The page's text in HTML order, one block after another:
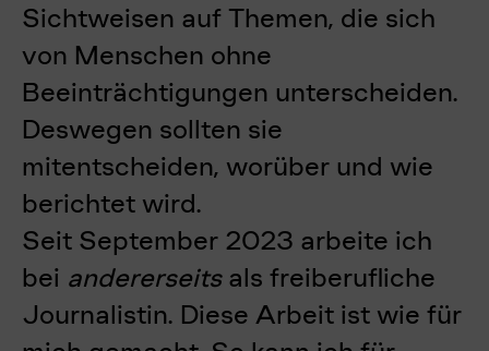
Sichtweisen auf Themen, die sich
von Menschen ohne
Beeinträchtigungen unterscheiden.
Deswegen sollten sie
mitentscheiden, worüber und wie
berichtet wird.
Seit September 2023 arbeite ich
bei andererseitsals freiberufliche
Journalistin. Diese Arbeit ist wie für